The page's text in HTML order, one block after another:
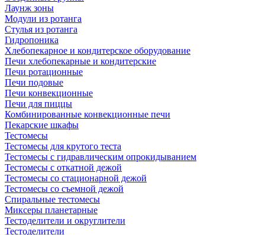
Лаунж зоны
Модули из ротанга
Стулья из ротанга
Гидропоника
Хлебопекарное и кондитерское оборудование
Печи хлебопекарные и кондитерские
Печи ротационные
Печи подовые
Печи конвекционные
Печи для пиццы
Комбинированные конвекционные печи
Пекарские шкафы
Тестомесы
Тестомесы для крутого теста
Тестомесы с гидравлическим опрокидыванием
Тестомесы с откатной дежой
Тестомесы со стационарной дежой
Тестомесы со съемной дежой
Спиральные тестомесы
Миксеры планетарные
Тестоделители и округлители
Тестоделители